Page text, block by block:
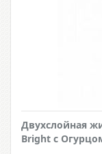
Двухслойная
Bright с